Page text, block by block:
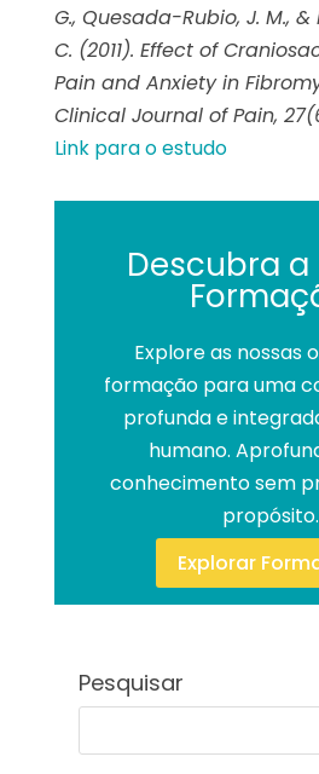
G., Quesada-Rubio, J. M.,
C. (2011). Effect of
Pain and Anxiety in
Clinical Journal of Pain,
Link para o estudo
Descubra a
Explore as nossas
formação para uma
profunda e
humano.
conhecimento sem
propósito.
Explorar
Pesquisar